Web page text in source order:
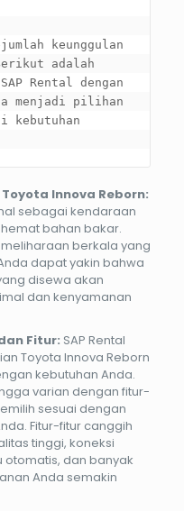
keunggulan
adalah
Rental dengan
menjadi pilihan
kebutuhan
Innova Reborn:
sebagai kendaraan
bahan bakar.
berkala yang
dapat yakin bahwa
disewa akan
dan kenyamanan
Fitur: SAP Rental
Toyota Innova Reborn
kebutuhan Anda.
varian dengan fitur-
sesuai dengan
Fitur-fitur canggih
tinggi, koneksi
otomatis, dan banyak
Anda semakin